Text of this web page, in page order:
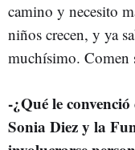
camino y necesito
niños crecen, y ya
muchísimo. Comen
-¿Qué le
Sonia Diez y la